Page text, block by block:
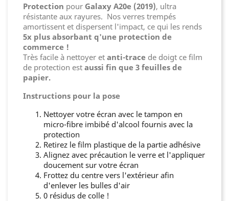
Protection pour Galaxy A20e (2019), ultra
résistante aux rayures. Nos verres trempés
amortissent et dispersent l'impact, ce qui les rends
5x plus absorbant q'une protection de
commerce !
Très facile à nettoyer et anti-trace de doigt ce film
de protection est aussi fin que 3 feuilles de
papier.
Instructions pour la pose
Nettoyer votre écran avec le tampon en
micro-fibre imbibé d'alcool fournis avec la
protection
Retirez le film plastique de la partie adhésive
Alignez avec précaution le verre et l'appliquer
doucement sur votre écran
Frottez du centre vers l'extérieur afin
d'enlever les bulles d'air
0 résidus de colle !